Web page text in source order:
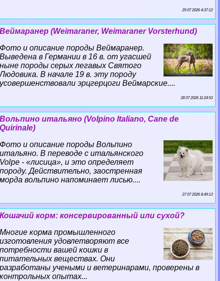
29 07 2026 4:37:12
Веймаранер (Weimaraner, Weimaraner Vorsterhund)
Фото и описание породы Веймаранер.
Выведена в Германии в 16 в. от угасшей
ныне породы серых легавых Святого
Людовика. В начале 19 в. эту породу
усовершенствовали эрцгерцоги Веймарские....
28 07 2026 11:24:53
Вольпино итальяно (Volpino Italiano, Cane de
Quirinale)
Фото и описание породы Вольпино
итальяно. В переводе с итальянского
Volpe - «лисица», и это определяет
породу. Действительно, заостренная
морда вольпино напоминает лисью....
27 07 2026 8:49:13
Кошачий корм: консервированный или сухой?
Многие корма промышленного
изготовления удовлетворяют все
потребности вашей кошки в
питательных веществах. Они
разработаны учеными и ветеринарами, проверены в
контрольных опытах...